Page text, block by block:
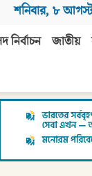
শনিবার, ৮
নির্বাচন জাতীয়